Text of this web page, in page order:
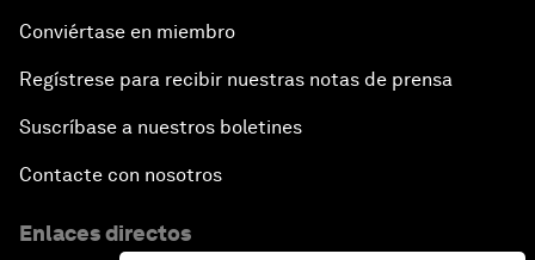
Conviértase en miembro
Regístrese para recibir nuestras notas de prensa
Suscríbase a nuestros boletines
Contacte con nosotros
Enlaces directos